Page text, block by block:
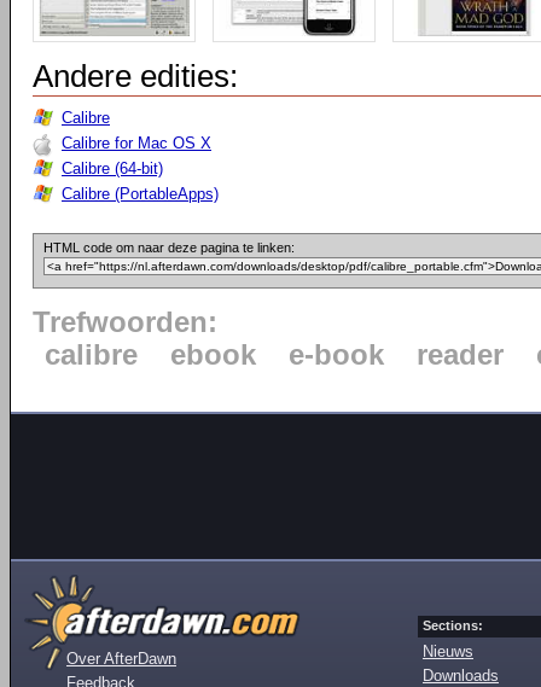
Andere edities:
Calibre
Calibre for Mac OS X
Calibre (64-bit)
Calibre (PortableApps)
HTML code om naar deze pagina te linken:
Trefwoorden:
calibre
ebook e-book reader
Over AfterDawn
Feedback
Sections:
Nieuws
Downloads